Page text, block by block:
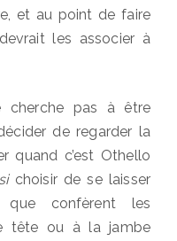
et au point de faire
les associer à
cherche pas à être
de regarder la
quand c’est Othello
choisir de se laisser
que confèrent les
tête ou à la jambe